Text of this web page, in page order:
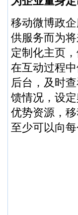
移动微博政
供服务而为
定制化主页
在互动过程
后台，及时
馈情况，设
优势资源，
至少可以向每